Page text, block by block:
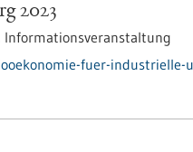
2023
Informationsveranstaltung
fuer-industrielle-